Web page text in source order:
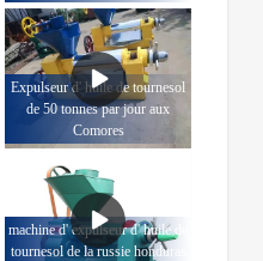
Expulseur d' huile de tournesol
de 50 tonnes par jour aux
Comores
machine d' expulseur d' huile de
tournesol de la russie honduras